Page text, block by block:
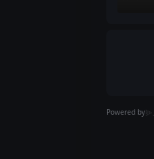
Powered by